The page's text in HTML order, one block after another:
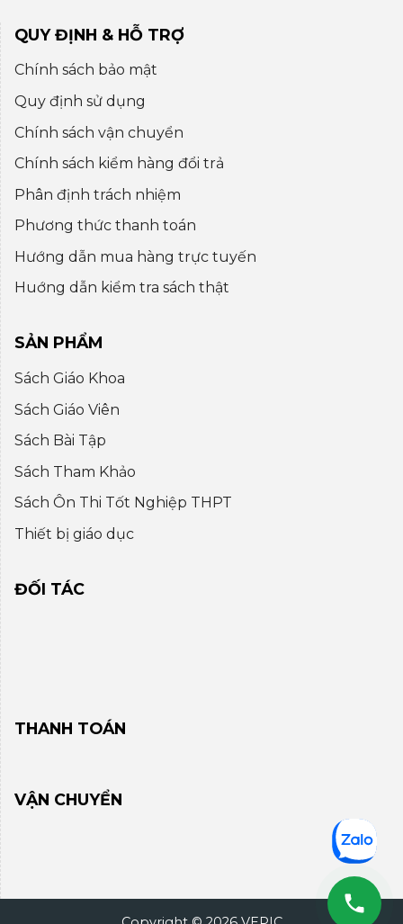
QUY ĐỊNH & HỖ TRỢ
Chính sách bảo mật
Quy định sử dụng
Chính sách vận chuyển
Chính sách kiểm hàng đổi trả
Phân định trách nhiệm
Phương thức thanh toán
Hướng dẫn mua hàng trực tuyến
Huớng dẫn kiểm tra sách thật
SẢN PHẨM
Sách Giáo Khoa
Sách Giáo Viên
Sách Bài Tập
Sách Tham Khảo
Sách Ôn Thi Tốt Nghiệp THPT
Thiết bị giáo dục
ĐỐI TÁC
THANH TOÁN
VẬN CHUYỂN